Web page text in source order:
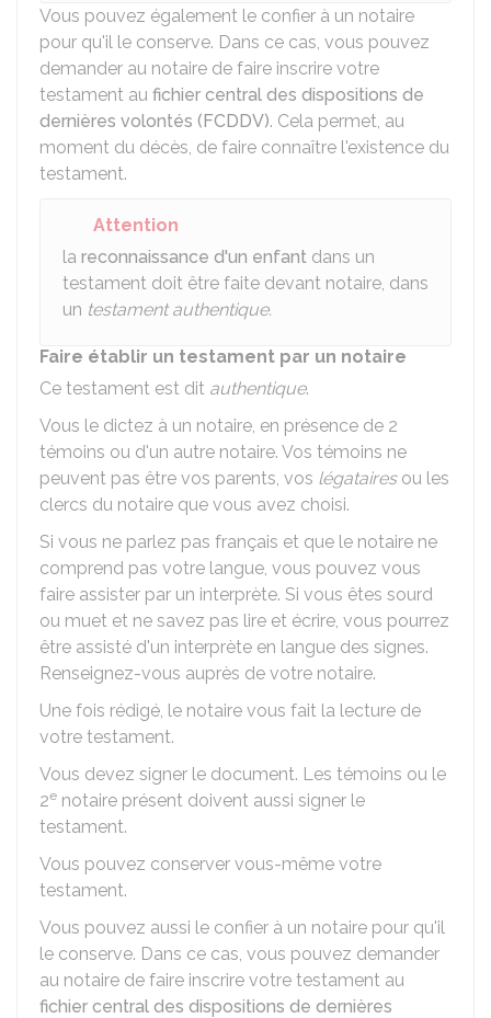
Vous pouvez également le confier à un notaire
pour qu'il le conserve. Dans ce cas, vous pouvez
demander au notaire de faire inscrire votre
testament au fichier central des dispositions de
dernières volontés (FCDDV). Cela permet, au
moment du décès, de faire connaître l'existence du
testament.
Attention
la reconnaissance d'un enfant dans un
testament doit être faite devant notaire, dans
un testament authentique.
Faire établir un testament par un notaire
Ce testament est dit authentique.
Vous le dictez à un notaire, en présence de 2
témoins ou d'un autre notaire. Vos témoins ne
peuvent pas être vos parents, vos légatairesou les
clercs du notaire que vous avez choisi.
Si vous ne parlez pas français et que le notaire ne
comprend pas votre langue, vous pouvez vous
faire assister par un interprète. Si vous êtes sourd
ou muet et ne savez pas lire et écrire, vous pourrez
être assisté d'un interprète en langue des signes.
Renseignez-vous auprès de votre notaire.
Une fois rédigé, le notaire vous fait la lecture de
votre testament.
Vous devez signer le document. Les témoins ou le
2e notaire présent doivent aussi signer le
testament.
Vous pouvez conserver vous-même votre
testament.
Vous pouvez aussi le confier à un notaire pour qu'il
le conserve. Dans ce cas, vous pouvez demander
au notaire de faire inscrire votre testament au
fichier central des dispositions de dernières